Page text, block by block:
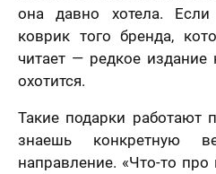
она давно хотела.
коврик того бренда,
читает — редкое
охотится.
Такие подарки работают
знаешь конкретную
направление. «Что-то